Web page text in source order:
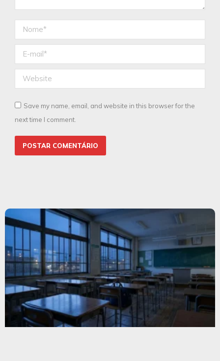
Nome *
E-mail *
Website
Save my name, email, and website in this browser for the
next time I comment.
POSTAR COMENTÁRIO